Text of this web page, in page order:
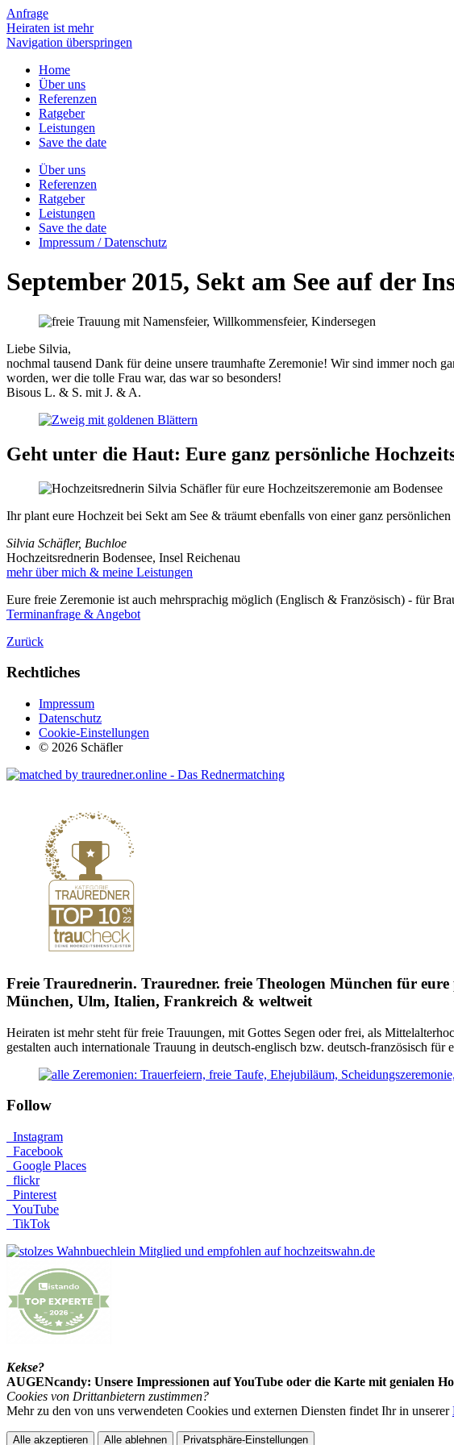
Anfrage
Heiraten ist mehr
Navigation überspringen
Home
Über uns
Referenzen
Ratgeber
Leistungen
Save the date
Über uns
Referenzen
Ratgeber
Leistungen
Save the date
Impressum / Datenschutz
September 2015, Sekt am See auf der
Liebe Silvia,
nochmal tausend Dank für deine unsere traumhafte Zeremonie! Wir sind immer noch
worden, wer die tolle Frau war, das war so besonders!
Bisous L. & S. mit J. & A.
Geht unter die Haut: Eure ganz persönliche
Ihr plant eure Hochzeit bei Sekt am See & träumt ebenfalls von einer ganz
Silvia Schäfler, Buchloe
Hochzeitsrednerin Bodensee, Insel Reichenau
mehr über mich & meine Leistungen
Eure freie Zeremonie ist auch mehrsprachig möglich (Englisch & Französisch) - für
Terminanfrage & Angebot
Zurück
Rechtliches
Impressum
Datenschutz
Cookie-Einstellungen
© 2026 Schäfler
Freie Traurednerin. Trauredner. freie Theologen München für eure
München, Ulm, Italien, Frankreich & weltweit
Heiraten ist mehrsteht für freie Trauungen, mit Gottes Segen oder frei, als
gestalten auch internationale Trauung in deutsch-englisch bzw. deutsch-französisch
Follow
Instagram
Facebook
Google Places
flickr
Pinterest
YouTube
TikTok
Kekse?
AUGENcandy: Unsere Impressionen auf YouTube oder die Karte mit genialen
Cookies von Drittanbietern zustimmen?
Mehr zu den von uns verwendeten Cookies und externen Diensten findet Ihr in unserer
Alle akzeptieren Alle ablehnen Privatsphäre-Einstellungen